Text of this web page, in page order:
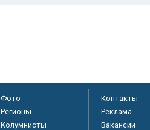
Фото
Регионы
Колумнисты
Контакты
Реклама
Вакансии